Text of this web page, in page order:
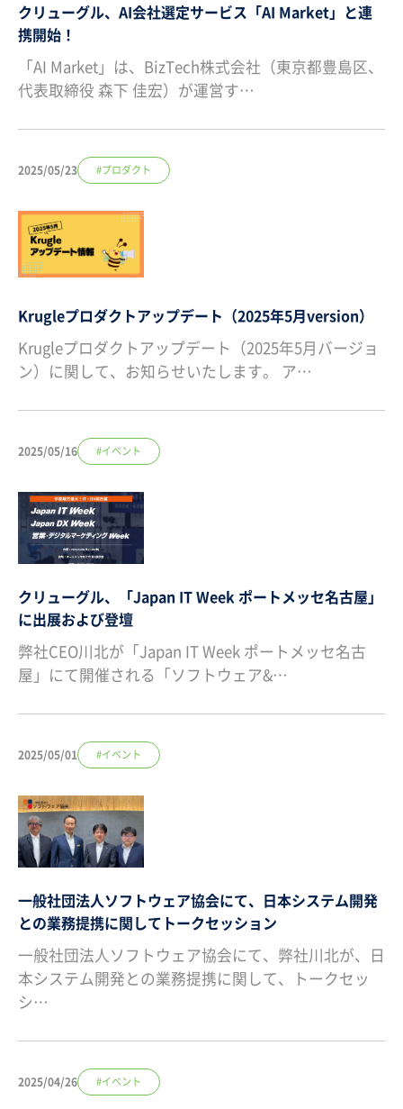
クリューグル、AI会社選定サービス「AI Market」と連
携開始！
「AI Market」は、BizTech株式会社（東京都豊島区、
代表取締役 森下 佳宏）が運営す…
2025/05/23 #プロダクト
Krugleプロダクトアップデート（2025年5月version）
Krugleプロダクトアップデート（2025年5月バージョ
ン）に関して、お知らせいたします。 ア…
2025/05/16 #イベント
クリューグル、「Japan IT Week ポートメッセ名古屋」
に出展および登壇
弊社CEO川北が「Japan IT Week ポートメッセ名古
屋」にて開催される「ソフトウェア&…
2025/05/01 #イベント
一般社団法人ソフトウェア協会にて、日本システム開発
との業務提携に関してトークセッション
一般社団法人ソフトウェア協会にて、弊社川北が、日
本システム開発との業務提携に関して、トークセッ
シ…
2025/04/26 #イベント